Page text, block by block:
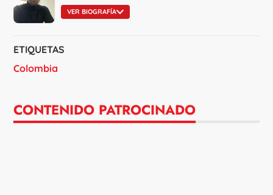
VER BIOGRAFÍA
ETIQUETAS
Colombia
CONTENIDO PATROCINADO